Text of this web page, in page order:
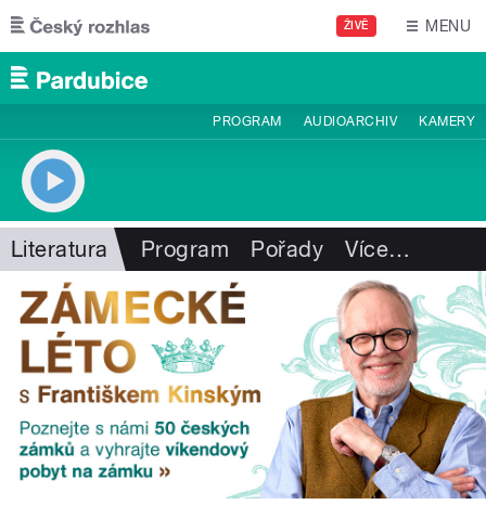
Přejít k hlavnímu obsahu
ŽIVĚ MENU
PROGRAM AUDIOARCHIV KAMERY
Literatura Program Pořady Více…